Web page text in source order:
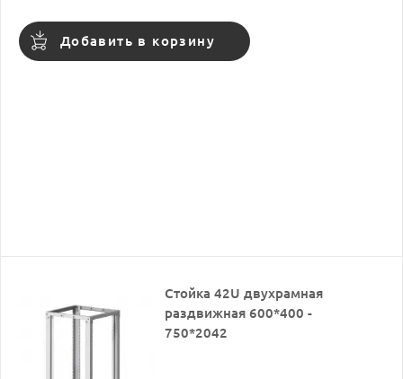
Добавить в корзину
Стойка 42U двухрамная
раздвижная 600*400 -
750*2042